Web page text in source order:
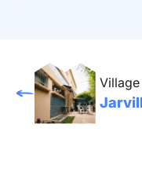
Village